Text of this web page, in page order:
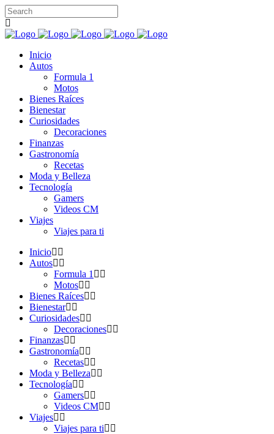
Inicio
Autos
Formula 1
Motos
Bienes Raíces
Bienestar
Curiosidades
Decoraciones
Finanzas
Gastronomía
Recetas
Moda y Belleza
Tecnología
Gamers
Videos CM
Viajes
Viajes para ti
Inicio
Autos
Formula 1
Motos
Bienes Raíces
Bienestar
Curiosidades
Decoraciones
Finanzas
Gastronomía
Recetas
Moda y Belleza
Tecnología
Gamers
Videos CM
Viajes
Viajes para ti